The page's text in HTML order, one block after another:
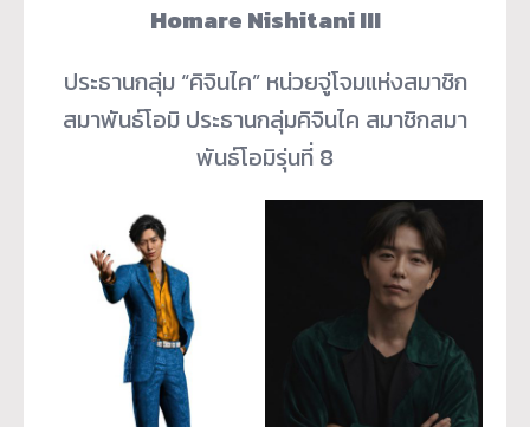
Homare Nishitani III
ประธานกลุ่ม “คิจินไค” หน่วยจู่โจมแห่งสมาชิก
สมาพันธ์โอมิ ประธานกลุ่มคิจินไค สมาชิกสมา
พันธ์โอมิรุ่นที่ 8